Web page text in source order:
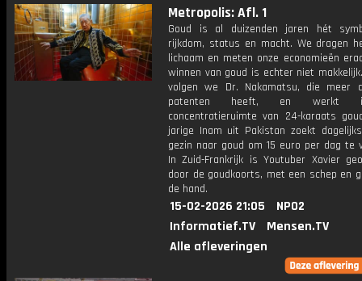
Metropolis: Afl. 1
Goud is al duizenden jaren hét
rijkdom, status en macht. We dragen
lichaam en meten onze economieën
winnen van goud is echter niet
volgen we Dr. Nakamatsu, die meer
patenten heeft, en werkt
concentratieruimte van 24-karaats
jarige Inam uit Pakistan zoekt
gezin naar goud om 15 euro per dag te
In Zuid-Frankrijk is Youtuber Xavier
door de goudkoorts, met een schep en
de hand.
15-02-2026 21:05
NPO2
Informatief.TV
Mensen.TV
Alle afleveringen